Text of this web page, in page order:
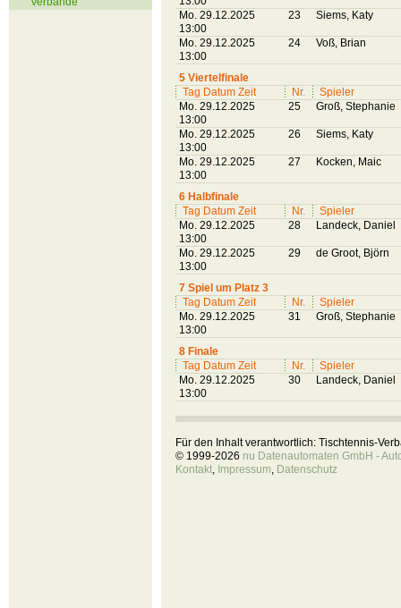
Mo. 29.12.2025
13:00
23 Siems, Katy
Mo. 29.12.2025
13:00
24 Voß, Brian
5 Viertelfinale
Tag Datum Zeit
Nr.
Spieler
Mo. 29.12.2025
13:00
25 Groß, Stephanie
Mo. 29.12.2025
13:00
26 Siems, Katy
Mo. 29.12.2025
13:00
27 Kocken, Maic
6 Halbfinale
Tag Datum Zeit
Nr.
Spieler
Mo. 29.12.2025
13:00
28 Landeck, Daniel
Mo. 29.12.2025
13:00
29 de Groot, Björn
7 Spiel um Platz 3
Tag Datum Zeit
Nr.
Spieler
Mo. 29.12.2025
13:00
31 Groß, Stephanie
8 Finale
Tag Datum Zeit
Nr.
Spieler
Mo. 29.12.2025
13:00
30 Landeck, Daniel
Für den Inhalt verantwortlich: Tischtennis-
© 1999-2026 nu Datenautomaten GmbH -
Kontakt, Impressum, Datenschutz